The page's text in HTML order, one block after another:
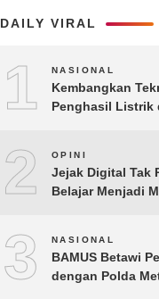
DAILY VIRAL
1 NASIONAL
Kembangkan
Penghasil Listrik
2 OPINI
Jejak Digital Tak
Belajar Menjadi
3 NASIONAL
BAMUS Betawi
dengan Polda